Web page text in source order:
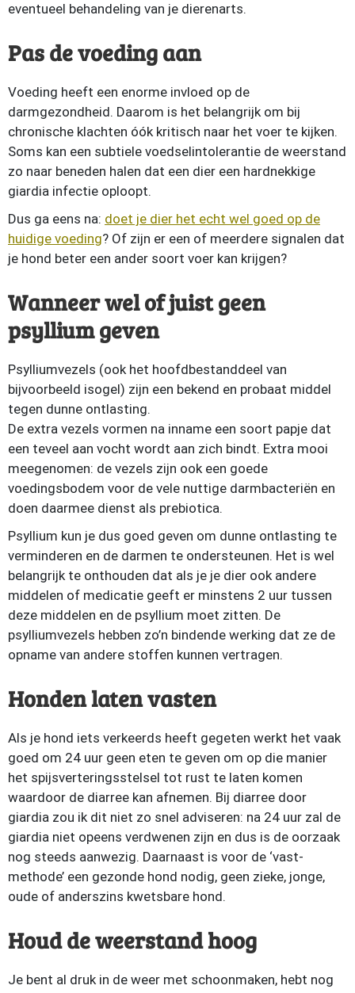
eventueel behandeling van je dierenarts.
Pas de voeding aan
Voeding heeft een enorme invloed op de
darmgezondheid. Daarom is het belangrijk om bij
chronische klachten óók kritisch naar het voer te kijken.
Soms kan een subtiele voedselintolerantie de weerstand
zo naar beneden halen dat een dier een hardnekkige
giardia infectie oploopt.
Dus ga eens na: doet je dier het echt wel goed op de
huidige voeding? Of zijn er een of meerdere signalen dat
je hond beter een ander soort voer kan krijgen?
Wanneer wel of juist geen
psyllium geven
Psylliumvezels (ook het hoofdbestanddeel van
bijvoorbeeld isogel) zijn een bekend en probaat middel
tegen dunne ontlasting.
De extra vezels vormen na inname een soort papje dat
een teveel aan vocht wordt aan zich bindt. Extra mooi
meegenomen: de vezels zijn ook een goede
voedingsbodem voor de vele nuttige darmbacteriën en
doen daarmee dienst als prebiotica.
Psyllium kun je dus goed geven om dunne ontlasting te
verminderen en de darmen te ondersteunen. Het is wel
belangrijk te onthouden dat als je je dier ook andere
middelen of medicatie geeft er minstens 2 uur tussen
deze middelen en de psyllium moet zitten. De
psylliumvezels hebben zo’n bindende werking dat ze de
opname van andere stoffen kunnen vertragen.
Honden laten vasten
Als je hond iets verkeerds heeft gegeten werkt het vaak
goed om 24 uur geen eten te geven om op die manier
het spijsverteringsstelsel tot rust te laten komen
waardoor de diarree kan afnemen. Bij diarree door
giardia zou ik dit niet zo snel adviseren: na 24 uur zal de
giardia niet opeens verdwenen zijn en dus is de oorzaak
nog steeds aanwezig. Daarnaast is voor de ‘vast-
methode’ een gezonde hond nodig, geen zieke, jonge,
oude of anderszins kwetsbare hond.
Houd de weerstand hoog
Je bent al druk in de weer met schoonmaken, hebt nog